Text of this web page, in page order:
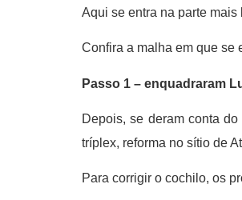
Aqui se entra na parte
Confira a malha em que se
Passo 1 – enquadraram
Depois, se deram conta
tríplex, reforma no sítio de
Para corrigir o cochilo, os